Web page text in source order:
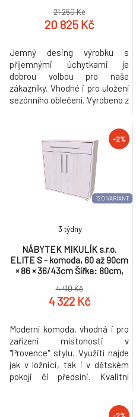
21 250 Kč
20 825 Kč
Jemný desing výrobku s
příjemnými úchytkami je
dobrou volbou pro naše
zákazníky. Vhodné i pro uložení
sezónního oblečení. Vyrobeno z
a spojovací materiál je bez
použití plastových
součástek,vyjma ochranných
120 VARIANT
-2%
NÁBYTEK MIKULÍK s.r.o.
ELITE S - komoda, 60 až 90cm
× 86 × 36/43cm Šířka: 80cm,
latté
3 týdny
4 410 Kč
4 322 Kč
Moderní komoda, vhodná i pro
zařízení místonosti v
"Provence" stylu. Využití najde
jak v ložnici, tak i v dětském
pokoji či předsíni. Kvalitní
otevírání. Vyrobeno z lamina o
-2%